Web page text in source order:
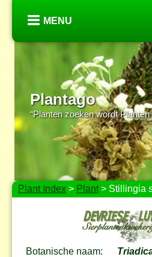
MENU
Plantago
“Planten zoeken wordt Planten
Plant Index > Plant> Stillingia
Botanische naam: